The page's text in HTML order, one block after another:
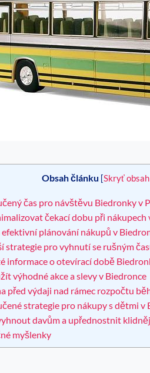
Obsah článku [Skryť
čas pro návštěvu Biedronky v
čekací dobu při nákupech
efektivní plánování nákupů v
strategie pro vyhnutí se rušným
informace o otevírací době
výhodné akce a slevy v Biedronce
před výdaji nad rámec rozpočtu
strategie pro nákupy s dětmi v
davům a upřednostnit
myšlenky